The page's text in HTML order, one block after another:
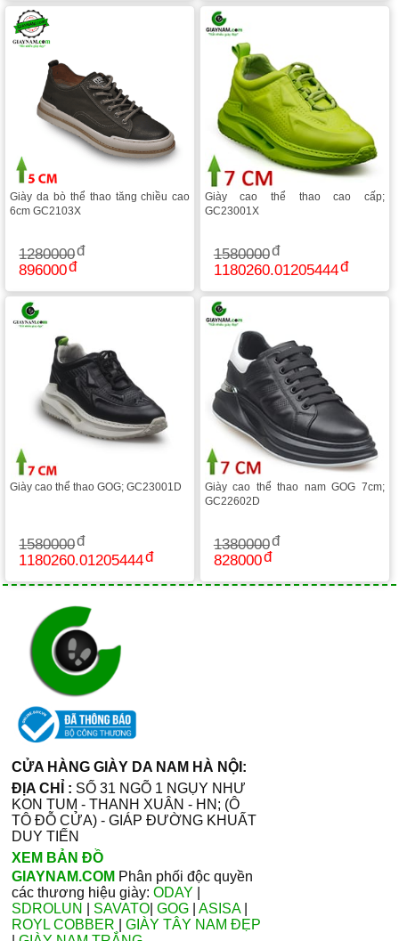
Giày da bò thể thao tăng chiều cao
6cm GC2103X
1280000
896000
Giày cao thể thao cao cấp;
GC23001X
1580000
1180260.01205444
Giày cao thể thao GOG; GC23001D
1580000
1180260.01205444
Giày cao thể thao nam GOG 7cm;
GC22602D
1380000
828000
CỬA HÀNG GIÀY DA NAM HÀ NỘI:
ĐỊA CHỈ : SỐ 31 NGÕ 1 NGỤY NHƯ
KON TUM - THANH XUÂN - HN; (Ô
TÔ ĐỖ CỬA) - GIÁP ĐƯỜNG KHUẤT
DUY TIẾN
XEM BẢN ĐỒ
GIAYNAM.COM Phân phối độc quyền
các thương hiệu giày: ODAY
SDROLUN
SAVATO GOG ASISA|
ROYL COBBER
GIÀY TÂY NAM ĐẸP